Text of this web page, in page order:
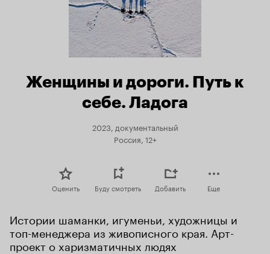
Женщины и дороги. Путь к
себе. Ладога
2023, документальный
Россия, 12+
Оценить Буду смотреть Добавить Еще
Истории шаманки, игуменьи, художницы и
топ-менеджера из живописного края. Арт-
проект о харизматичных людях